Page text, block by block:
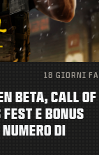
18 GIORNI FA
BETA, CALL OF
E BONUS
DI